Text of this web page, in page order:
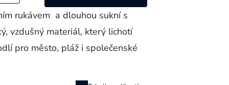
rukávem a dlouhou sukní s
vzdušný materiál, který lichotí
pro město, pláž i společenské